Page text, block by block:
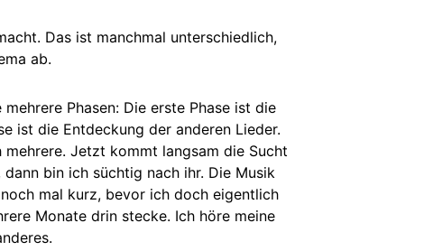
Das ist manchmal unterschiedlich,
ab.
Phasen: Die erste Phase ist die
ist die Entdeckung der anderen Lieder.
Jetzt kommt langsam die Sucht
bin ich süchtig nach ihr. Die Musik
mal kurz, bevor ich doch eigentlich
Monate drin stecke. Ich höre meine